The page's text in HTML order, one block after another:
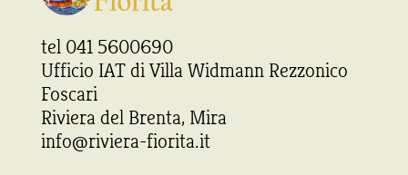
tel 041 5600690
Ufficio IAT di Villa Widmann Rezzonico
Foscari
Riviera del Brenta, Mira
info@riviera-fiorita.it